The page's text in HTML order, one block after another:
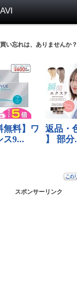
買い忘れは、ありませんか？
スポンサーリンク